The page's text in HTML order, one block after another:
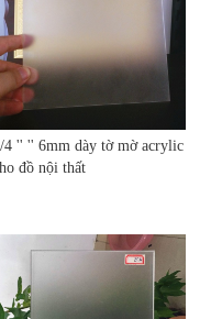
4 '' '' 6mm dày tờ mờ acrylic
đồ nội thất